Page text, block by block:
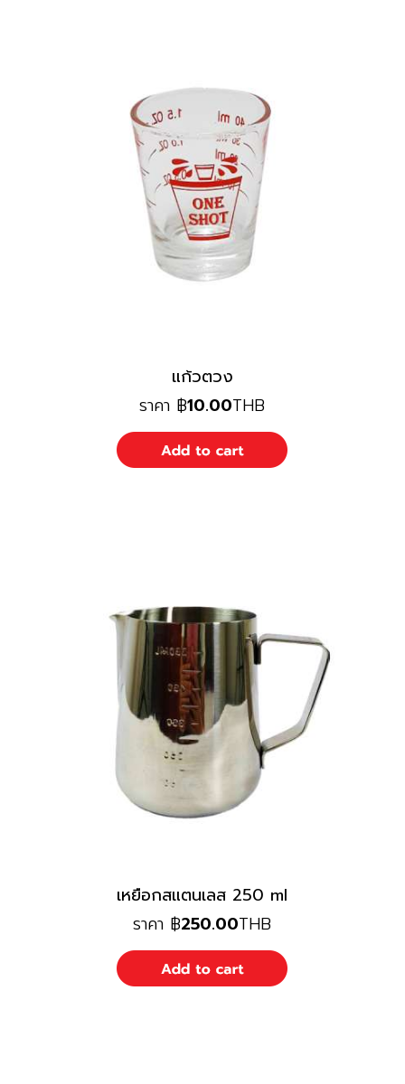
แก้วตวง
ราคา ฿10.00THB
เหยือกสแตนเลส 250 ml
ราคา ฿250.00THB